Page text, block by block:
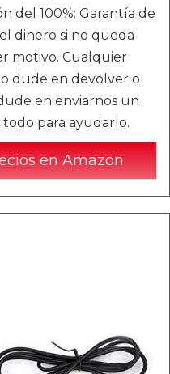
del 100%: Garantía de
dinero si no queda
motivo. Cualquier
dude en devolver o
en enviarnos un
para ayudarlo.
en Amazon